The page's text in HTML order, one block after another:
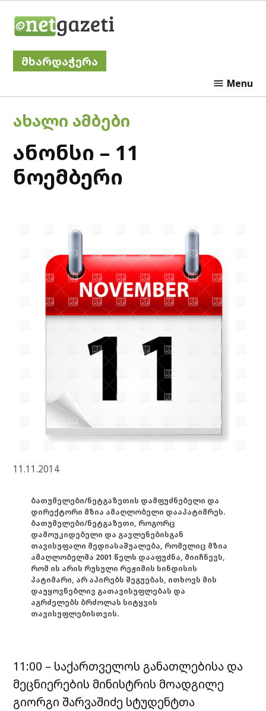
მხარდაჭერა
Menu
POSTED
IN
ᲐᲮᲐᲚᲘ ᲐᲛᲑᲔᲑᲘ
ანონსი – 11
ნოემბერი
11.11.2014
ბათუმელები/ნეტგაზეთის დამფუძნებელი და
დირექტორი მზია ამაღლობელი დააპატიმრეს.
ბათუმელები/ნეტგაზეთი, როგორც
დამოუკიდებელი და გავლენებისგან
თავისუფალი მედიასაშუალება, რომელიც მზია
ამაღლობელმა 2001 წელს დააფუძნა, მიიჩნევს,
რომ ის არის რუსული რეჟიმის სინდისის
პატიმარი, არ აპირებს შეგუებას, ითხოვს მის
დაუყოვნებლივ გათავისუფლებას და
აგრძელებს ბრძოლას სიტყვის
თავისუფლებისთვის.
11:00 – საქართველოს განათლებისა და
მეცნიერების მინისტრის მოადგილე
გიორგი შარვაშიძე სტუდენტთა